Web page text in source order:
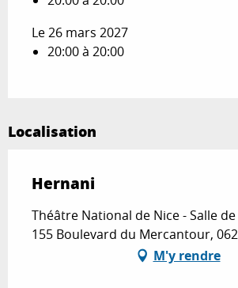
Le 26 mars 2027
20:00 à 20:00
Localisation
Hernani
Théâtre National de Nice - Salle de
155 Boulevard du Mercantour,
M'y rendre